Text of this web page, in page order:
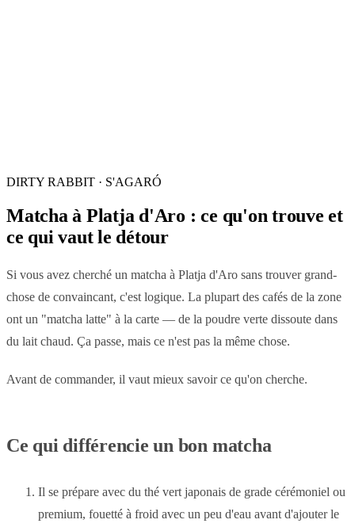
DIRTY RABBIT · S'AGARÓ
Matcha à Platja d'Aro : ce qu'on trouve et
ce qui vaut le détour
Si vous avez cherché un matcha à Platja d'Aro sans trouver grand-
chose de convaincant, c'est logique. La plupart des cafés de la zone
ont un "matcha latte" à la carte — de la poudre verte dissoute dans
du lait chaud. Ça passe, mais ce n'est pas la même chose.
Avant de commander, il vaut mieux savoir ce qu'on cherche.
Ce qui différencie un bon matcha
Il se prépare avec du thé vert japonais de grade cérémoniel ou
premium, fouetté à froid avec un peu d'eau avant d'ajouter le